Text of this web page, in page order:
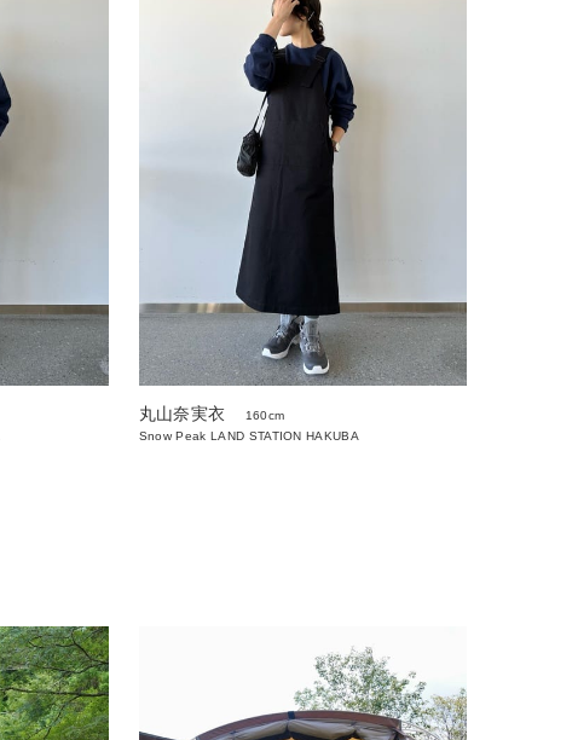
丸山奈実衣
160cm
Snow Peak LAND STATION HAKUBA